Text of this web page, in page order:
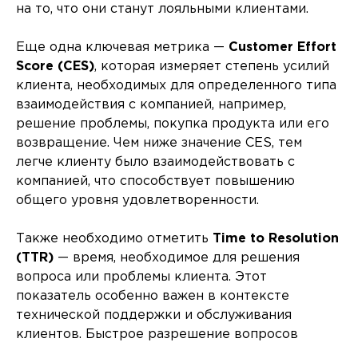
на то, что они станут лояльными клиентами.
Еще одна ключевая метрика — Customer Effort
Score (CES), которая измеряет степень усилий
клиента, необходимых для определенного типа
взаимодействия с компанией, например,
решение проблемы, покупка продукта или его
возвращение. Чем ниже значение CES, тем
легче клиенту было взаимодействовать с
компанией, что способствует повышению
общего уровня удовлетворенности.
Также необходимо отметить Time to Resolution
(TTR) — время, необходимое для решения
вопроса или проблемы клиента. Этот
показатель особенно важен в контексте
технической поддержки и обслуживания
клиентов. Быстрое разрешение вопросов